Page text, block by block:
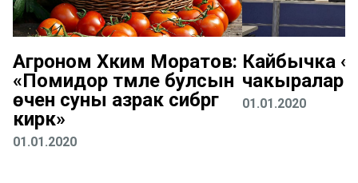
Агроном Хәким Моратов:
«Помидор тәмле булсын
өчен суны азрак сибәргә
кирәк»
01.01.2020
Кайбычка
чакыралар
01.01.2020